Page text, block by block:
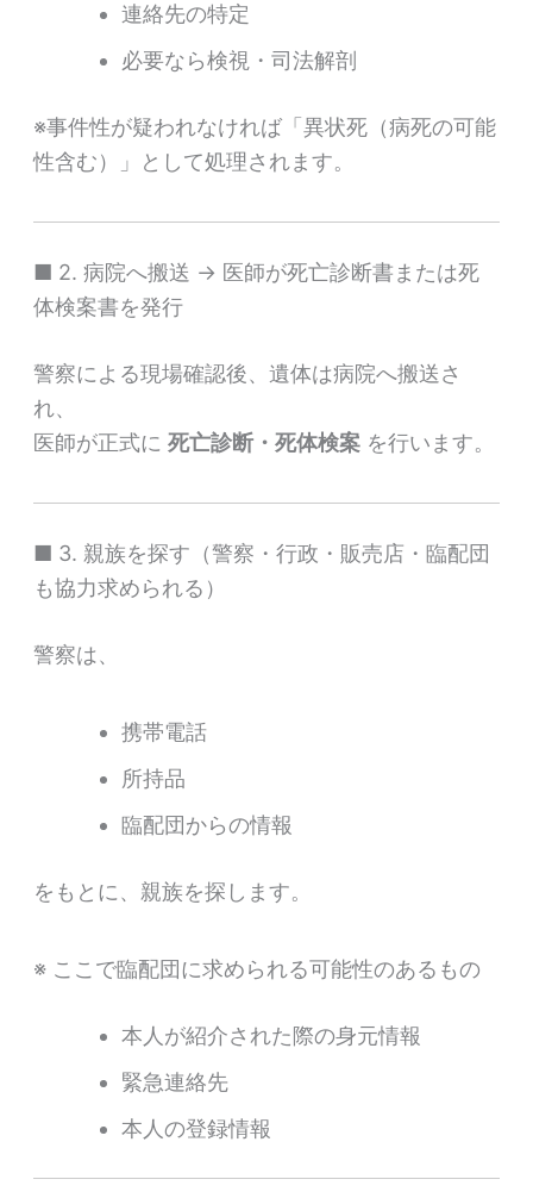
連絡先の特定
必要なら検視・司法解剖
※事件性が疑われなければ「異状死（病死の可能
性含む）」として処理されます。
■ 2. 病院へ搬送 → 医師が死亡診断書または死
体検案書を発行
警察による現場確認後、遺体は病院へ搬送さ
れ、
医師が正式に 死亡診断・死体検案を行います。
■ 3. 親族を探す（警察・行政・販売店・臨配団
も協力求められる）
警察は、
携帯電話
所持品
臨配団からの情報
をもとに、親族を探します。
※ ここで臨配団に求められる可能性のあるもの
本人が紹介された際の身元情報
緊急連絡先
本人の登録情報